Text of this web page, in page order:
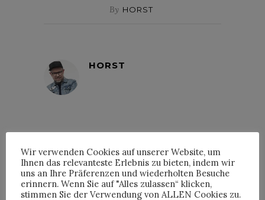
By HORST
HORST
PRÄSENTIEREN "CONIFERA" |
HORSTSON
11. April 2019 at 08:43
[…] kurz mal schnipsen und mich zum
Wir verwenden Cookies auf unserer Website, um
Ihnen das relevanteste Erlebnis zu bieten, indem wir
uns an Ihre Präferenzen und wiederholten Besuche
erinnern. Wenn Sie auf "Alles zulassen“ klicken,
stimmen Sie der Verwendung von ALLEN Cookies zu.